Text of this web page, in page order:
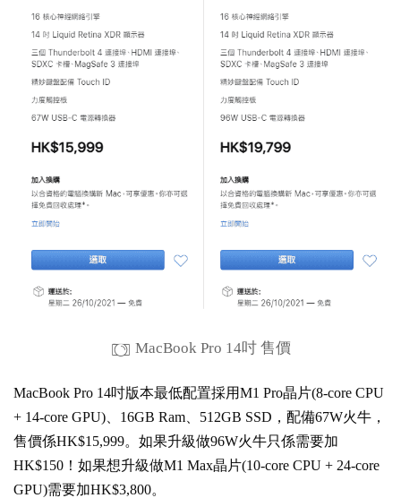
MacBook Pro 14吋 售價
MacBook Pro 14吋版本最低配置採用M1 Pro晶片(8-core CPU
+ 14-core GPU)、16GB Ram、512GB SSD，配備67W火牛，
售價係HK$15,999。如果升級做96W火牛只係需要加
HK$150！如果想升級做M1 Max晶片(10-core CPU + 24-core
GPU)需要加HK$3,800。